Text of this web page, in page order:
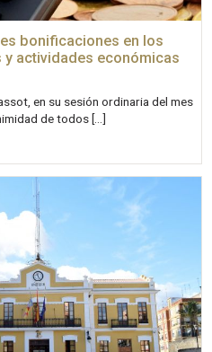
bonificaciones en los
actividades económicas
en su sesión ordinaria del mes
de todos […]